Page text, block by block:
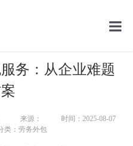
网
务：从企业难题
来源：
时间：2025-08-07
类：劳务外包